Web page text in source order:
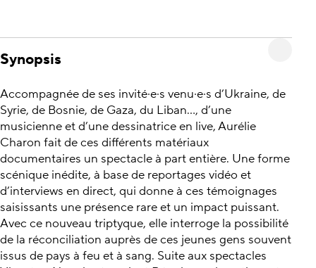
Synopsis
Accompagnée de ses invité·e·s venu·e·s d’Ukraine, de
Syrie, de Bosnie, de Gaza, du Liban…, d’une
musicienne et d’une dessinatrice en live, Aurélie
Charon fait de ces différents matériaux
documentaires un spectacle à part entière. Une forme
scénique inédite, à base de reportages vidéo et
d’interviews en direct, qui donne à ces témoignages
saisissants une présence rare et un impact puissant.
Avec ce nouveau triptyque, elle interroge la possibilité
de la réconciliation auprès de ces jeunes gens souvent
issus de pays à feu et à sang. Suite aux spectacles